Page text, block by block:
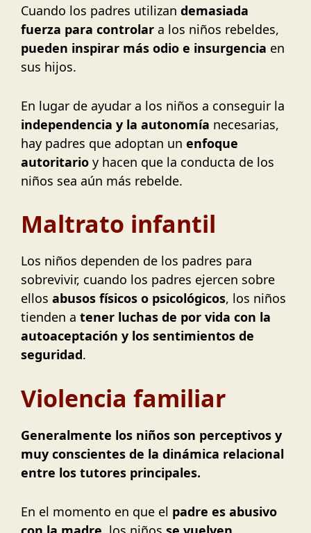
Cuando los padres utilizan demasiada
fuerza para controlar a los niños rebeldes,
pueden inspirar más odio e insurgencia en
sus hijos.
En lugar de ayudar a los niños a conseguir la
independencia y la autonomía necesarias,
hay padres que adoptan un enfoque
autoritario y hacen que la conducta de los
niños sea aún más rebelde.
Maltrato infantil
Los niños dependen de los padres para
sobrevivir, cuando los padres ejercen sobre
ellos abusos físicos o psicológicos, los niños
tienden a tener luchas de por vida con la
autoaceptación y los sentimientos de
seguridad.
Violencia familiar
Generalmente los niños son perceptivos y
muy conscientes de la dinámica relacional
entre los tutores principales.
En el momento en que el padre es abusivo